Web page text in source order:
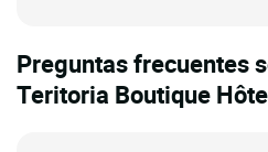
Preguntas frecuentes
Teritoria Boutique